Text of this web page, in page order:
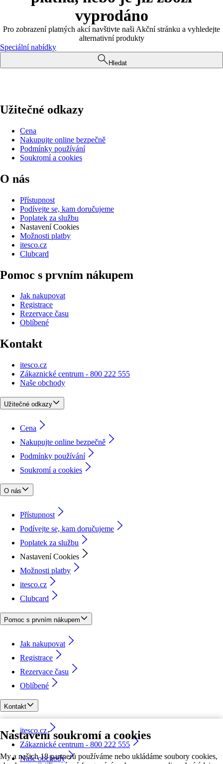
Nastavení soukromí a cookies
My a našich 18 partnerů používáme nebo ukládáme soubory cookies,
vyprodáno
Pro zobrazení platných akcí navštivte naši Akční stránku a vyhledejte
alternativní produkty
Speciální nabídky
Hledat
Užitečné odkazy
Cena
Nakupujte online bezpečně
Podmínky používání
Soukromí a cookies
O nás
Přístupnost
Podívejte se, kam doručujeme
Poplatek za službu
Nastavení Cookies
Možnosti platby
itesco.cz
Clubcard
Pomoc s prvním nákupem
Jak nakupovat
Registrace
Rezervace času
Oblíbené
Kontakt
itesco.cz
Zákaznické centrum - 800 222 555
Naše obchody
Užitečné odkazy
Cena
Nakupujte online bezpečně
Podmínky používání
Soukromí a cookies
O nás
Přístupnost
Podívejte se, kam doručujeme
Poplatek za službu
Nastavení Cookies
Možnosti platby
itesco.cz
Clubcard
Pomoc s prvním nákupem
Jak nakupovat
Registrace
Rezervace času
Oblíbené
Kontakt
itesco.cz
Zákaznické centrum - 800 222 555
Naše obchody